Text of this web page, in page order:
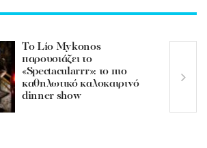
Το Lío Mykonos
παρουσιάζει το
«Spectacularrr»: το πιο
καθηλωτικό καλοκαιρινό
dinner show